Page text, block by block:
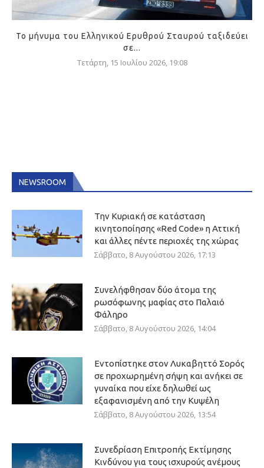
Το μήνυμα του Ελληνικού Ερυθρού Σταυρού ταξιδεύει
σε...
Τετάρτη, 15 Ιουλίου 2026, 19:08
NEWSROOM
Την Κυριακή σε κατάσταση
κινητοποίησης «Red Code» η Αττική
και άλλες πέντε περιοχές της χώρας
Σάββατο, 8 Αυγούστου 2026, 17:13
Συνελήφθησαν δύο άτομα της
ρωσόφωνης μαφίας στο Παλαιό
Φάληρο
Σάββατο, 8 Αυγούστου 2026, 14:04
Εντοπίστηκε στον Λυκαβηττό Σορός
σε προχωρημένη σήψη και ανήκει σε
γυναίκα που είχε δηλωθεί ως
εξαφανισμένη από την Κυψέλη
Σάββατο, 8 Αυγούστου 2026, 13:54
Συνεδρίαση Επιτροπής Εκτίμησης
Κινδύνου για τους ισχυρούς ανέμους